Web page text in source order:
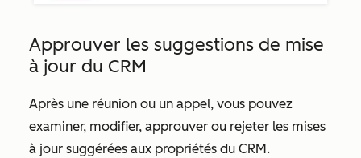
Approuver les suggestions de mise
à jour du CRM
Après une réunion ou un appel, vous pouvez
examiner, modifier, approuver ou rejeter les mises
à jour suggérées aux propriétés du CRM.